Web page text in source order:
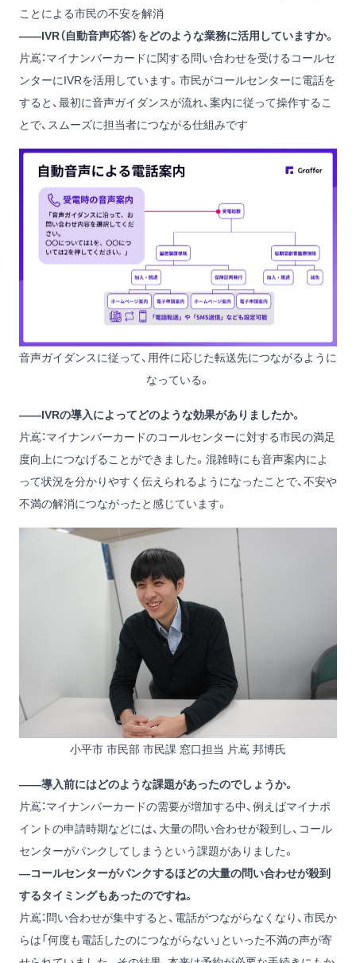
ことによる市民の不安を解消
——IVR（自動音声応答）をどのような業務に活用していますか。
片嶌：マイナンバーカードに関する問い合わせを受けるコールセ
ンターにIVRを活用しています。市民がコールセンターに電話を
すると、最初に音声ガイダンスが流れ、案内に従って操作するこ
とで、スムーズに担当者につながる仕組みです
音声ガイダンスに従って、用件に応じた転送先につながるように
なっている。
——IVRの導入によってどのような効果がありましたか。
片嶌：マイナンバーカードのコールセンターに対する市民の満足
度向上につなげることができました。混雑時にも音声案内によ
って状況を分かりやすく伝えられるようになったことで、不安や
不満の解消につながったと感じています。
小平市 市民部 市民課 窓口担当 片嶌 邦博氏
——導入前にはどのような課題があったのでしょうか。
片嶌：マイナンバーカードの需要が増加する中、例えばマイナポ
イントの申請時期などには、大量の問い合わせが殺到し、コール
センターがパンクしてしまうという課題がありました。
—コールセンターがパンクするほどの大量の問い合わせが殺到
するタイミングもあったのですね。
片嶌：問い合わせが集中すると、電話がつながらなくなり、市民か
らは「何度も電話したのにつながらない」といった不満の声が寄